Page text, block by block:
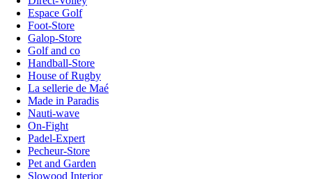
Espace Golf
Foot-Store
Galop-Store
Golf and co
Handball-Store
House of Rugby
La sellerie de Maé
Made in Paradis
Nauti-wave
On-Fight
Padel-Expert
Pecheur-Store
Pet and Garden
Slowood Interior